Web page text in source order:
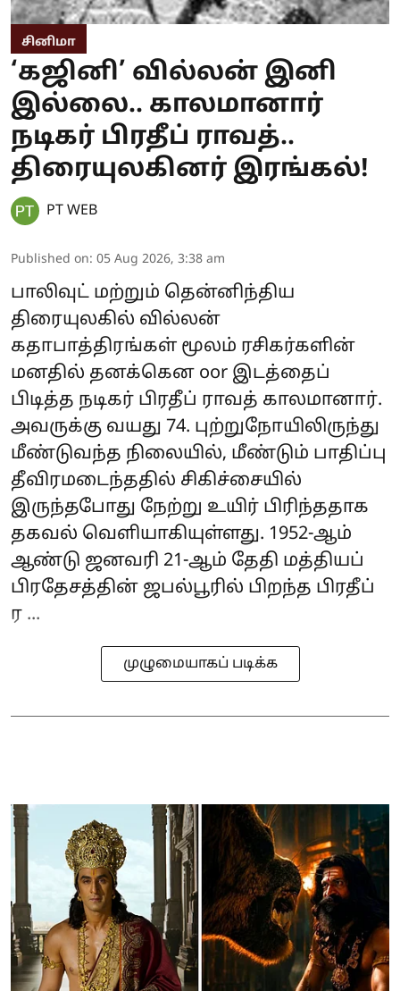
சினிமா
‘கஜினி’ வில்லன் இனி
இல்லை.. காலமானார்
நடிகர் பிரதீப் ராவத்..
திரையுலகினர் இரங்கல்!
PT WEB
Published on: 05 Aug 2026, 3:38 am
பாலிவுட் மற்றும் தென்னிந்திய
திரையுலகில் வில்லன்
கதாபாத்திரங்கள் மூலம் ரசிகர்களின்
மனதில் தனக்கென oor இடத்தைப்
பிடித்த நடிகர் பிரதீப் ராவத் காலமானார்.
அவருக்கு வயது 74. புற்றுநோயிலிருந்து
மீண்டுவந்த நிலையில், மீண்டும் பாதிப்பு
தீவிரமடைந்ததில் சிகிச்சையில்
இருந்தபோது நேற்று உயிர் பிரிந்ததாக
தகவல் வெளியாகியுள்ளது. 1952-ஆம்
ஆண்டு ஜனவரி 21-ஆம் தேதி மத்தியப்
பிரதேசத்தின் ஜபல்பூரில் பிறந்த பிரதீப்
ர ...
முழுமையாகப் படிக்க